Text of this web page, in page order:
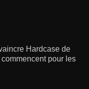
Hardcase de
pour les